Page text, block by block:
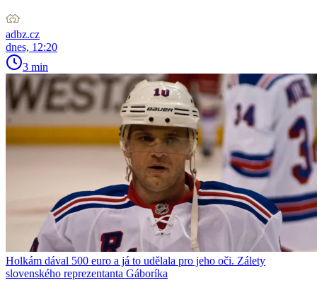
adbz.cz
dnes, 12:20
3 min
Holkám dával 500 euro a já to udělala pro jeho oči. Zálety
slovenského reprezentanta Gáboríka